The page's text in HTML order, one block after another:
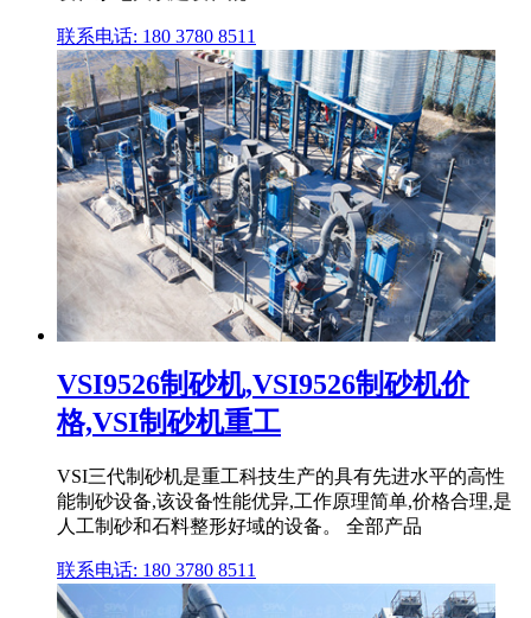
联系电话: 180 3780 8511
VSI9526制砂机,VSI9526制砂机价
格,VSI制砂机重工
VSI三代制砂机是重工科技生产的具有先进水平的高性
能制砂设备,该设备性能优异,工作原理简单,价格合理,是
人工制砂和石料整形好域的设备。 全部产品
联系电话: 180 3780 8511